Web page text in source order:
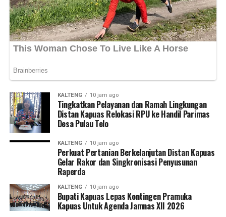
Views: 29
Bagikan ke
WhatsApp
KALTENG 10 jam ago
Tingkatkan Pelayanan dan Ramah Lingkungan
Distan Kapuas Relokasi RPU ke Handil Parimas
Desa Pulau Telo
KALTENG 10 jam ago
Perkuat Pertanian Berkelanjutan Distan Kapuas
Gelar Rakor dan Singkronisasi Penyusunan
Raperda
KALTENG 10 jam ago
Bupati Kapuas Lepas Kontingen Pramuka
Kapuas Untuk Agenda Jamnas XII 2026